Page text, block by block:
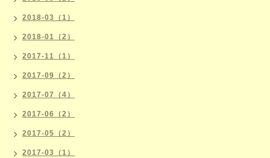
2018-03（1）
2018-01（2）
2017-11（1）
2017-09（2）
2017-07（4）
2017-06（2）
2017-05（2）
2017-03（1）